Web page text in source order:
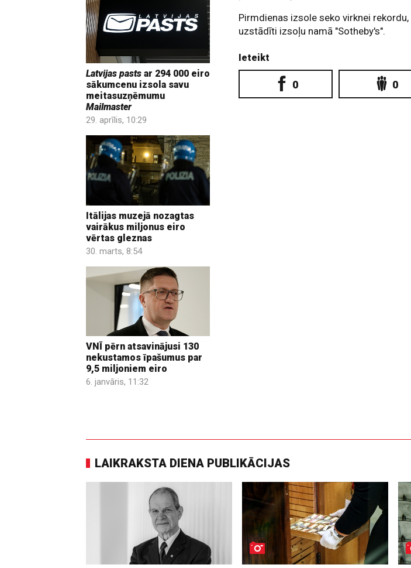
Latvijas pasts ar 294 000 eiro
sākumcenu izsola savu
meitasuzņēmumu
Mailmaster
29. aprīlis, 10:29
Itālijas muzejā nozagtas
vairākus miljonus eiro
vērtas gleznas
30. marts, 8:54
VNĪ pērn atsavinājusi 130
nekustamos īpašumus par
9,5 miljoniem eiro
6. janvāris, 11:32
Pirmdienas izsole seko virknei
uzstādīti izsoļu namā "Sotheby's".
Ieteikt
0 0
LAIKRAKSTA DIENA PUBLIKĀCIJAS